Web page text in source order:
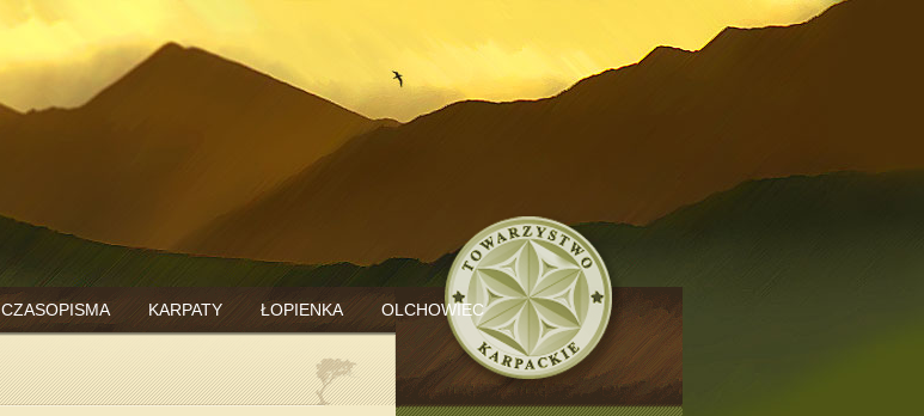
CZASOPISMA KARPATY ŁOPIENKA OLCHOWIEC